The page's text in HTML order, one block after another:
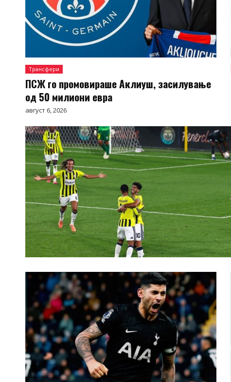
Трансфери
ПСЖ го промовираше Аклиуш, засилување
од 50 милиони евра
август 6, 2026